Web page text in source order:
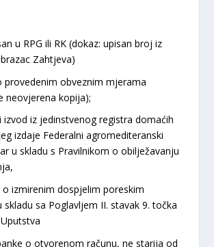
u RPG ili RK (dokaz: upisan broj iz
Zahtjeva)
provedenim obveznim mjerama
neovjerena kopija);
izvod iz jedinstvenog registra domaćih
izdaje Federalni agromediteranski
u skladu s Pravilnikom o obilježavanju
izmirenim dospjelim poreskim
skladu sa Poglavljem II. stavak 9. točka
o otvorenom računu, ne starija od